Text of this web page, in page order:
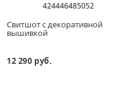
424446485052
Свитшот с декоративной
вышивкой
12 290 руб.